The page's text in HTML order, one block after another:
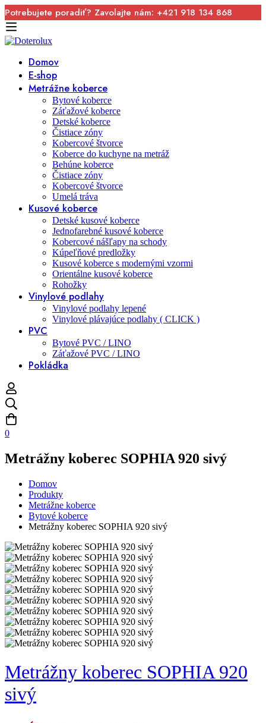
Potrebujete poradiť? Zavolajte nám: +421 918 134 868
Domov
E-shop
Metrážne koberce
Bytové koberce
Záťažové koberce
Detské koberce
Čistiace zóny
Kobercové štvorce
Koberce do kuchyne na metráž
Behúne koberce
Čistiace zóny
Kobercové štvorce
Umelá tráva
Kusové koberce
Detské kusové koberce
Jednofarebné kusové koberce
Kobercové nášľapy na schody
Kúpeľňové predložky
Kusové koberce s modernými vzormi
Orientálne kusové koberce
Rohožky
Vinylové podlahy
Vinylové podlahy lepené
Vinylové plávajúce podlahy ( CLICK )
PVC
Bytové PVC / LINO
Záťažové PVC / LINO
Pokládka
0
Metrážny koberec SOPHIA 920 sivý
Domov
Produkty
Metrážne koberce
Bytové koberce
Metrážny koberec SOPHIA 920 sivý
Metrážny koberec SOPHIA 920
sivý